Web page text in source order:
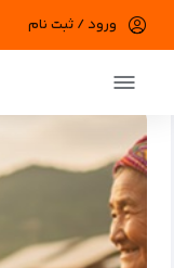
ورود / ثبت نام